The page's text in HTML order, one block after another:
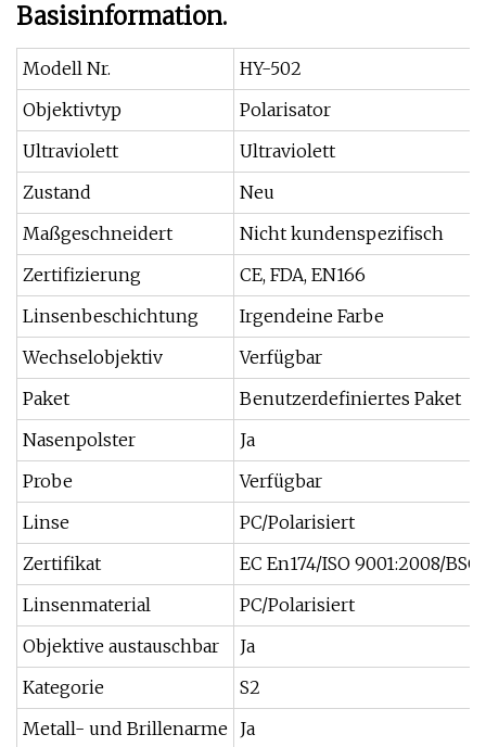
Basisinformation.
Modell Nr.
HY-502
Objektivtyp
Polarisator
Ultraviolett
Ultraviolett
Zustand
Neu
Maßgeschneidert
Nicht kundenspezifisch
Zertifizierung
CE, FDA, EN166
Linsenbeschichtung
Irgendeine Farbe
Wechselobjektiv
Verfügbar
Paket
Benutzerdefiniertes Paket
Nasenpolster
Ja
Probe
Verfügbar
Linse
PC/Polarisiert
Zertifikat
EC En174/ISO 9001:2008/BSCI
Linsenmaterial
PC/Polarisiert
Objektive austauschbar
Ja
Kategorie
S2
Metall- und Brillenarme Ja